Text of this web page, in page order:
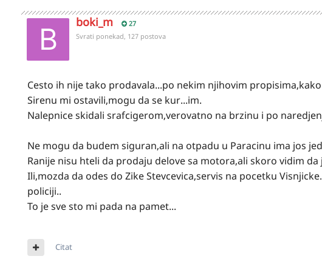
boki_m 27
Svrati ponekad, 127 postova
Cesto ih nije tako prodavala...po nekim njihovim
Sirenu mi ostavili,mogu da se kur...im.
Nalepnice skidali srafcigerom,verovatno na brzinu i po
Ne mogu da budem siguran,ali na otpadu u Paracinu ima jos
Ranije nisu hteli da prodaju delove sa motora,ali skoro vidim
Ili,mozda da odes do Zike Stevcevica,servis na pocetku
policiji..
To je sve sto mi pada na pamet...
Citat